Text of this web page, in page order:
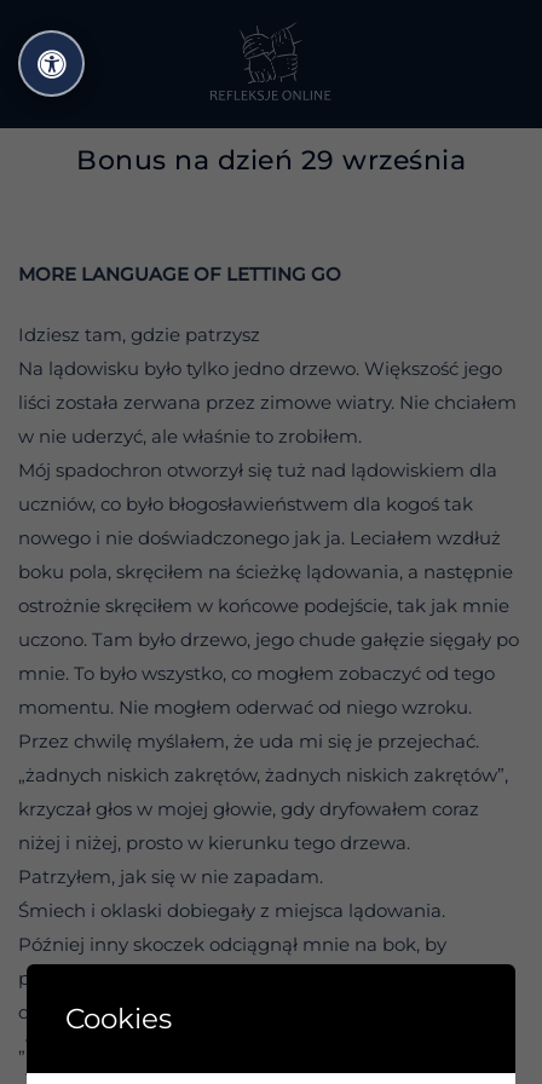
do
treści
Bonus na dzień 29 września
MORE LANGUAGE OF LETTING GO
Idziesz tam, gdzie patrzysz
Na lądowisku było tylko jedno drzewo. Większość jego
liści została zerwana przez zimowe wiatry. Nie chciałem
w nie uderzyć, ale właśnie to zrobiłem.
Mój spadochron otworzył się tuż nad lądowiskiem dla
uczniów, co było błogosławieństwem dla kogoś tak
nowego i nie doświadczonego jak ja. Leciałem wzdłuż
boku pola, skręciłem na ścieżkę lądowania, a następnie
ostrożnie skręciłem w końcowe podejście, tak jak mnie
uczono. Tam było drzewo, jego chude gałęzie sięgały po
mnie. To było wszystko, co mogłem zobaczyć od tego
momentu. Nie mogłem oderwać od niego wzroku.
Przez chwilę myślałem, że uda mi się je przejechać.
„żadnych niskich zakrętów, żadnych niskich zakrętów”,
krzyczał głos w mojej głowie, gdy dryfowałem coraz
niżej i niżej, prosto w kierunku tego drzewa.
Patrzyłem, jak się w nie zapadam.
Śmiech i oklaski dobiegały z miejsca lądowania.
Później inny skoczek odciągnął mnie na bok, by
porozmawiać. „Czy wiesz, dlaczego uderzyłeś w
drzewo?” – zapytał.
„Tak” – odpowiedziałem. „Stało mi na drodze”.
Cookies